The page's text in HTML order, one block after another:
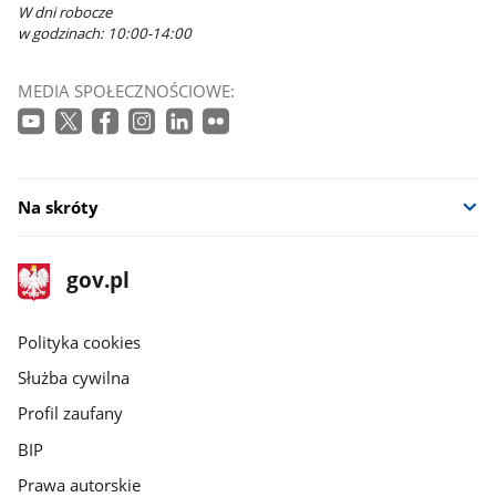
W dni robocze
w godzinach: 10:00-14:00
MEDIA SPOŁECZNOŚCIOWE:
Na skróty
stopka
gov.pl
Strona
gov.pl
gov.pl
Polityka cookies
Służba cywilna
Profil zaufany
BIP
Prawa autorskie